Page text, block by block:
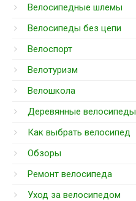
Велосипедные шлемы
Велосипеды без цепи
Велоспорт
Велотуризм
Велошкола
Деревянные велосипеды
Как выбрать велосипед
Обзоры
Ремонт велосипеда
Уход за велосипедом